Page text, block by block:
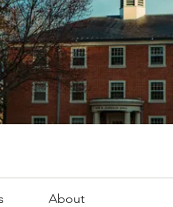
About